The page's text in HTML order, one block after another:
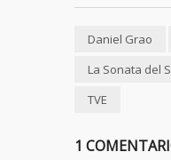
Daniel Grao
La Sonata del
TVE
1